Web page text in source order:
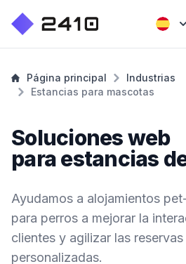
Página principal
Industrias
Estancias para mascotas
Soluciones web
para estancias
Ayudamos a alojamientos
para perros a mejorar la
clientes y agilizar las
personalizadas.